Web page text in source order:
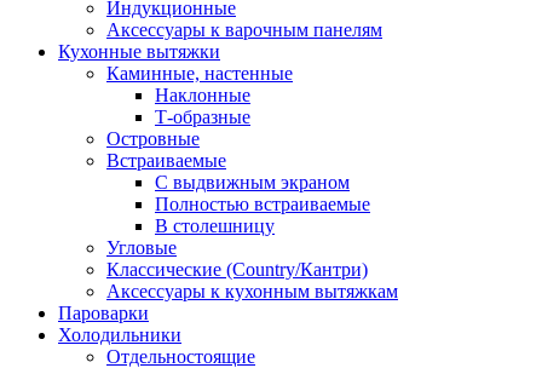
Индукционные
Аксессуары к варочным панелям
Кухонные вытяжки
Каминные, настенные
Наклонные
Т-образные
Островные
Встраиваемые
С выдвижным экраном
Полностью встраиваемые
В столешницу
Угловые
Классические (Country/Кантри)
Аксессуары к кухонным вытяжкам
Пароварки
Холодильники
Отдельностоящие